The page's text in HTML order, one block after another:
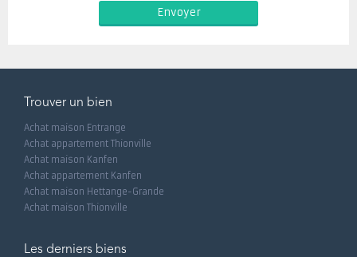
Trouver un bien
Achat maison Entrange
Achat appartement Thionville
Achat maison Kanfen
Achat appartement Kanfen
Achat maison Hettange-Grande
Achat maison Thionville
Les derniers biens